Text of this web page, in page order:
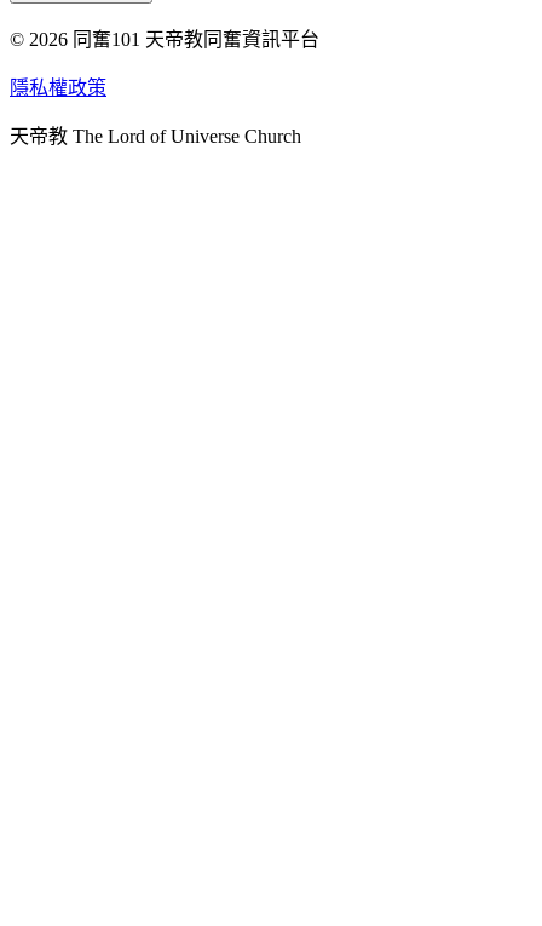
天人研究總院
天人研究學院
天人炁功院
© 2026 同奮101 天帝教同奮資訊平台
隱私權政策
天帝教 The Lord of Universe Church